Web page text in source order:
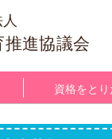
進協議会
資格をと